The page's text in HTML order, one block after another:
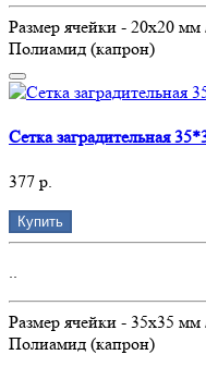
Размер ячейки - 20х20
Полиамид (капрон)
Сетка заградительная
377 р.
Купить
..
Размер ячейки - 35х35
Полиамид (капрон)